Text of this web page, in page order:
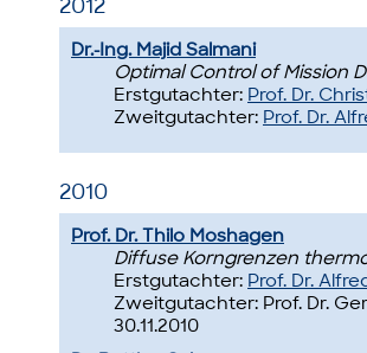
2012
Dr.-Ing. Majid Salmani
Optimal Control of Mission
Erstgutachter: Prof. Dr.
Zweitgutachter: Prof. Dr.
2010
Prof. Dr. Thilo Moshagen
Diffuse Korngrenzen
Erstgutachter: Prof. Dr.
Zweitgutachter: Prof. Dr.
30.11.2010